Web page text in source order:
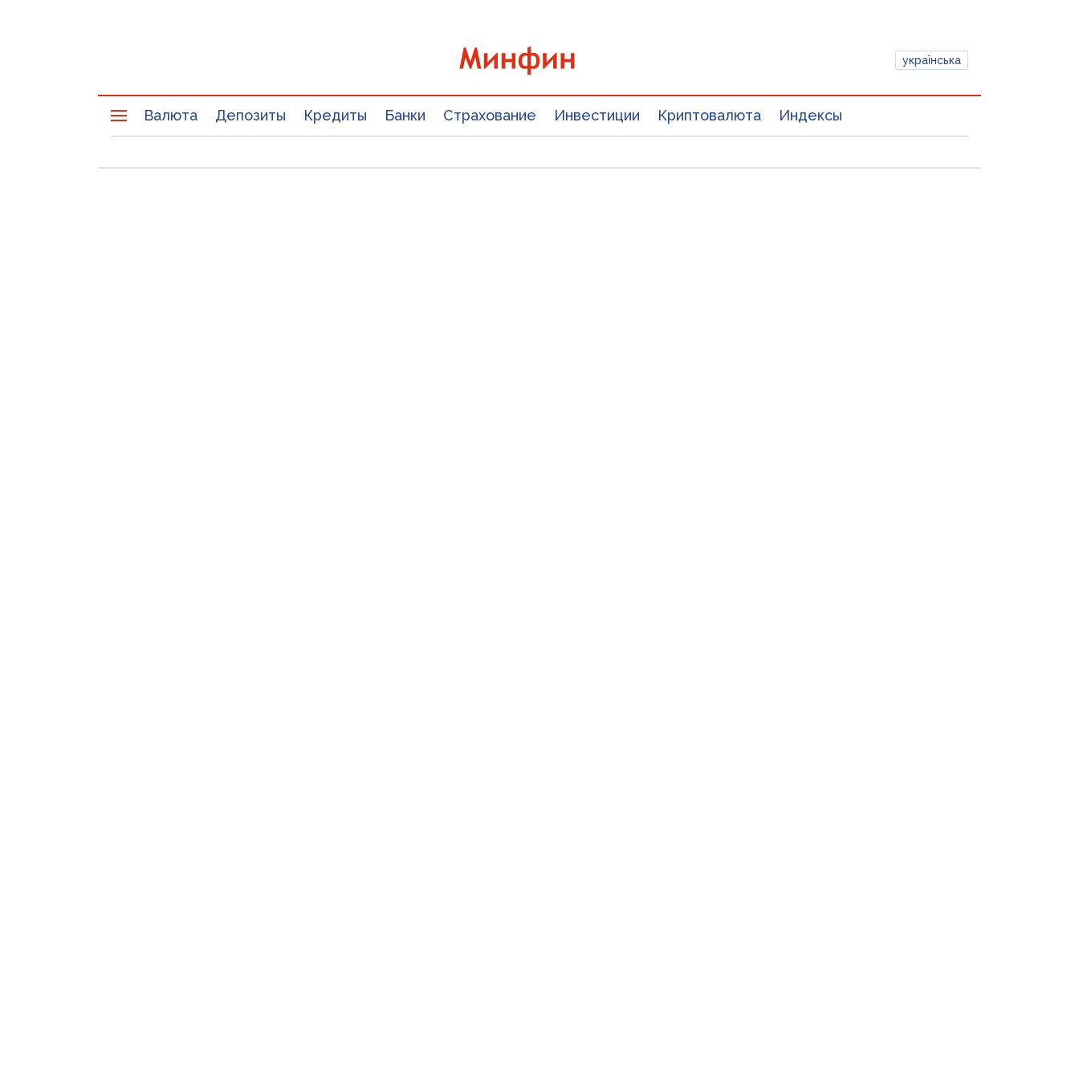
українська
Валюта Депозиты Кредиты Банки Страхование Инвестиции Криптовалюта Индексы